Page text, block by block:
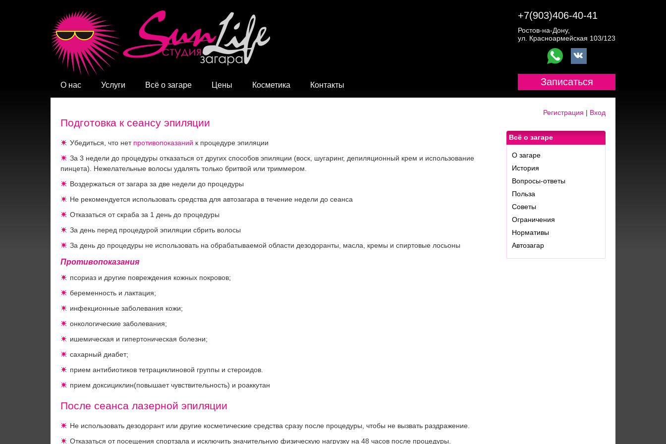
+7(903)406-40-41
Ростов-на-Дону,
ул. Красноармейская 103/123
Записаться
О нас Услуги Всё о загаре Цены Косметика Контакты
Регистрация | Вход
Всё о загаре
О загаре
История
Вопросы-ответы
Польза
Советы
Ограничения
Нормативы
Автозагар
Подготовка к сеансу эпиляции
Убедиться, что нет противопоказаний к процедуре эпиляции
За 3 недели до процедуры отказаться от других способов эпиляции (воск, шугаринг, депиляционный крем и использование
пинцета). Нежелательные волосы удалять только бритвой или триммером.
Воздержаться от загара за две недели до процедуры
Не рекомендуется использовать средства для автозагара в течение недели до сеанса
Отказаться от скраба за 1 день до процедуры
За день перед процедурой эпиляции сбрить волосы
За день до процедуры не использовать на обрабатываемой области дезодоранты, масла, кремы и спиртовые лосьоны
Противопоказания
псориаз и другие повреждения кожных покровов;
беременность и лактация;
инфекционные заболевания кожи;
онкологические заболевания;
ишемическая и гипертоническая болезни;
сахарный диабет;
прием антибиотиков тетрациклиновой группы и стероидов.
прием доксициклин(повышает чувствительность) и роаккутан
После сеанса лазерной эпиляции
Не использовать дезодорант или другие косметические средства сразу после процедуры, чтобы не вызвать раздражение.
Отказаться от посещения спортзала и исключить значительную физическую нагрузку на 48 часов после процедуры.